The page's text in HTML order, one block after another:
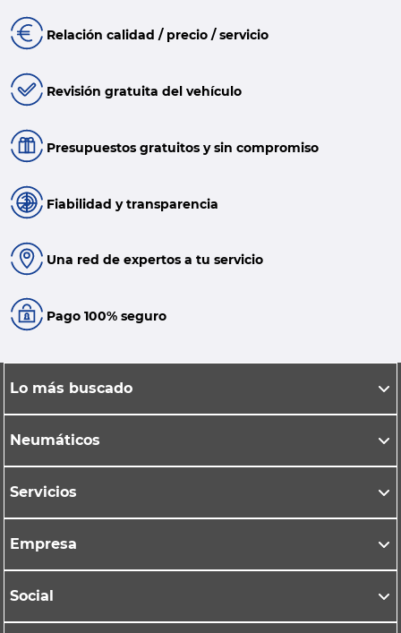
Relación calidad / precio / servicio
Revisión gratuita del vehículo
Presupuestos gratuitos y sin compromiso
Fiabilidad y transparencia
Una red de expertos a tu servicio
Pago 100% seguro
Lo más buscado
Neumáticos
Servicios
Empresa
Social